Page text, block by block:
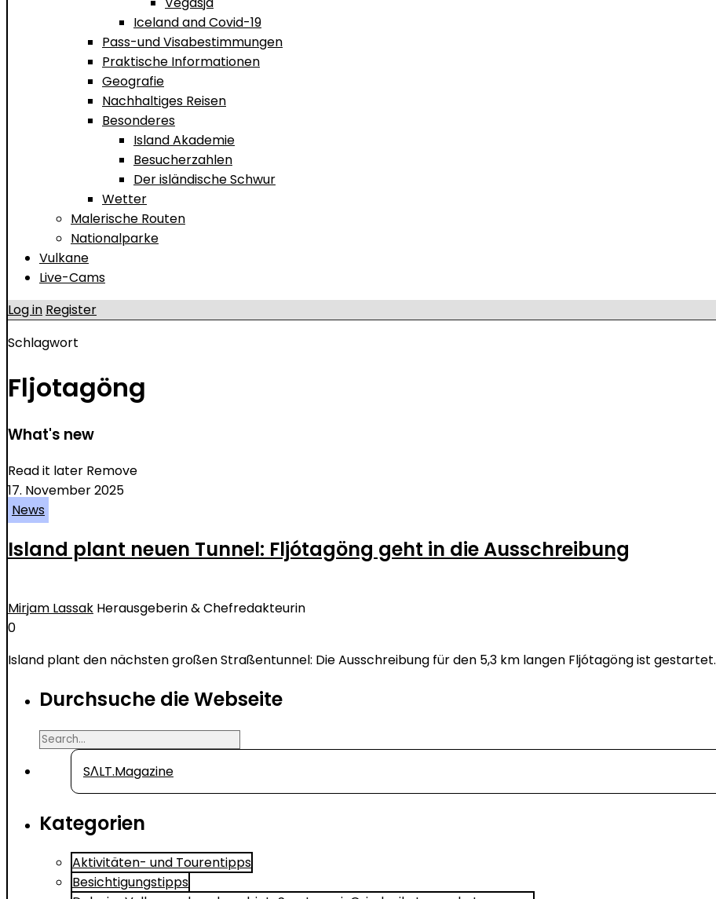
Iceland and Covid-19
Pass-und Visabestimmungen
Praktische Informationen
Geografie
Nachhaltiges Reisen
Besonderes
Island Akademie
Besucherzahlen
Der isländische Schwur
Wetter
Malerische Routen
Nationalparke
Vulkane
Live-Cams
Log in Register
Schlagwort
Fljotagöng
What's new
Read it later Remove
17. November 2025
News
Island plant neuen Tunnel: Fljótagöng geht in die Ausschreibung
Mirjam Lassak Herausgeberin & Chefredakteurin
0
Island plant den nächsten großen Straßentunnel: Die Ausschreibung für den 5,3 km langen Fljótagöng ist gestartet.
Durchsuche die Webseite
Search
SΛLT.Magazine
Kategorien
Aktivitäten- und Tourentipps
Besichtigungstipps